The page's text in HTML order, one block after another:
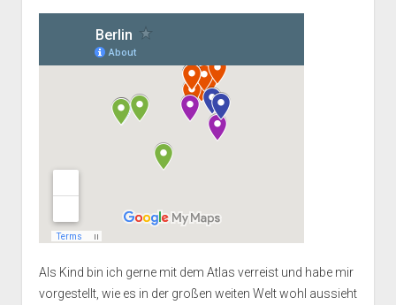
Als Kind bin ich gerne mit dem Atlas verreist und habe mir
vorgestellt, wie es in der großen weiten Welt wohl aussieht